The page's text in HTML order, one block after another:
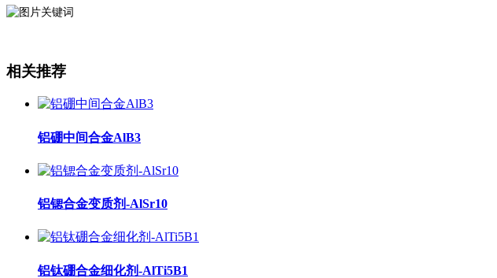
相关推荐
铝硼中间合金AlB3
铝锶合金变质剂-AlSr10
铝钛硼合金细化剂-AlTi5B1